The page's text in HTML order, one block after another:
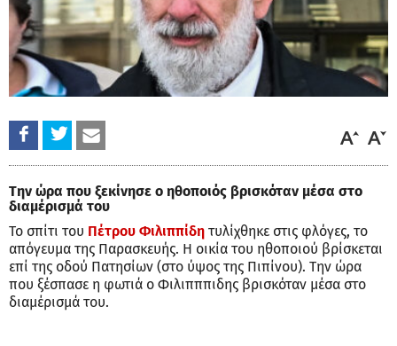
Την ώρα που ξεκίνησε ο ηθοποιός βρισκόταν μέσα στο
διαμέρισμά του
Το σπίτι του Πέτρου Φιλιππίδη τυλίχθηκε στις φλόγες, το
απόγευμα της Παρασκευής. Η οικία του ηθοποιού βρίσκεται
επί της οδού Πατησίων (στο ύψος της Πιπίνου). Την ώρα
που ξέσπασε η φωτιά ο Φιλιπππιδης βρισκόταν μέσα στο
διαμέρισμά του.